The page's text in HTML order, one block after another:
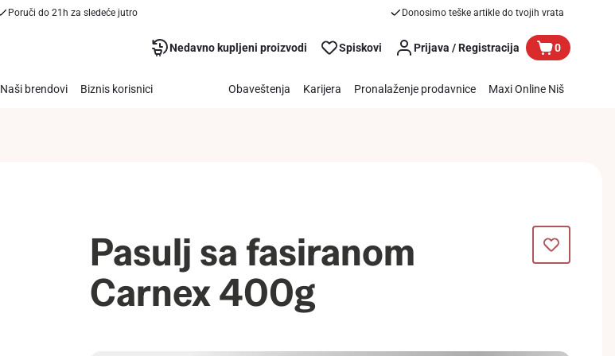
Poruči do 21h za sledeće jutro Donosimo teške artikle do tvojih vrata
Nedavno kupljeni proizvodi Spiskovi Prijava / Registracija 0
Naši brendovi Biznis korisnici Obaveštenja Karijera Pronalaženje prodavnice Maxi Online Niš
Pasulj sa fasiranom
Carnex 400g